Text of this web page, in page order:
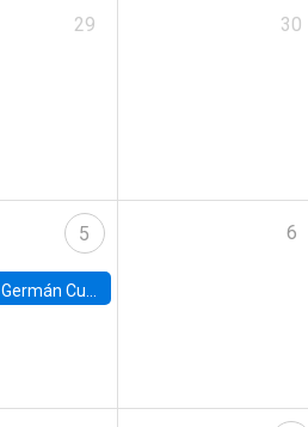
29 30
5
Germán Cubas, University of Houston
6